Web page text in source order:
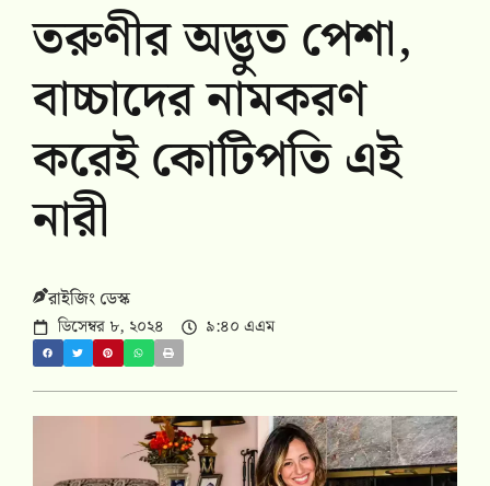
তরুণীর অদ্ভুত পেশা,
বাচ্চাদের নামকরণ
করেই কোটিপতি এই
নারী
রাইজিং ডেস্ক
ডিসেম্বর ৮, ২০২৪ ৯:৪০ এএম